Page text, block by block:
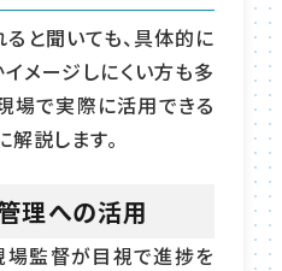
と聞いても、具体的に
メージしにくい方も多
場で実際に活用できる
説します。
理への活用
場監督が目視で進捗を